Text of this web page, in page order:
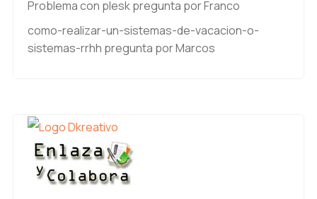
Problema con pleskpregunta por Franco
como-realizar-un-sistemas-de-vacacion-o-
sistemas-rrhh pregunta por Marcos